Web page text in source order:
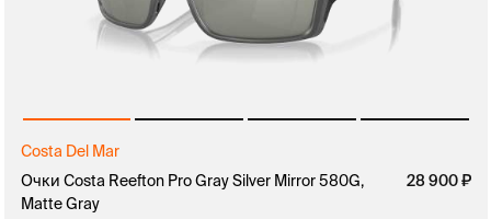
Costa Del Mar
Очки Costa Reefton Pro Gray Silver Mirror 580G,
Matte Gray
28 900